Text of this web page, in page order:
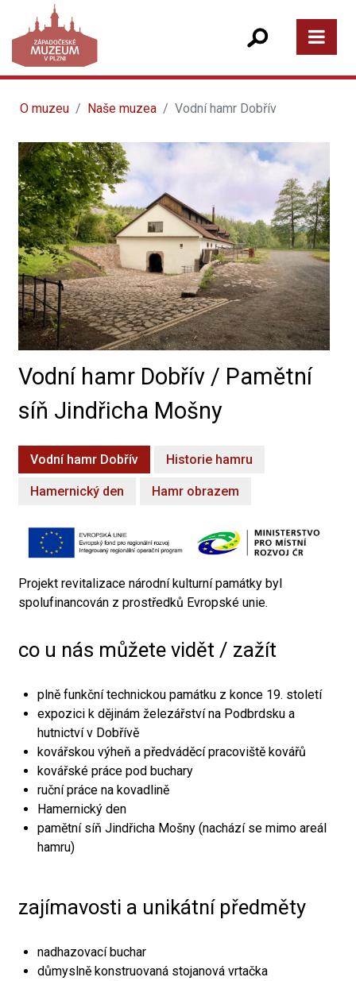
O muzeu Naše muzea Vodní hamr Dobřív
Vodní hamr Dobřív / Pamětní
síň Jindřicha Mošny
Vodní hamr Dobřív Historie hamru
Hamernický den Hamr obrazem
Projekt revitalizace národní kulturní památky byl
spolufinancován z prostředků Evropské unie.
co u nás můžete vidět / zažít
plně funkční technickou památku z konce 19. století
expozici k dějinám železářství na Podbrdsku a
hutnictví v Dobřívě
kovářskou výheň a předváděcí pracoviště kovářů
kovářské práce pod buchary
ruční práce na kovadlině
Hamernický den
pamětní síň Jindřicha Mošny (nachází se mimo areál
hamru)
zajímavosti a unikátní předměty
nadhazovací buchar
důmyslně konstruovaná stojanová vrtačka